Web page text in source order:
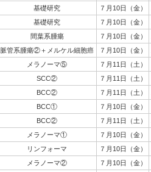
基礎研究 ７月10日（金）
基礎研究 ７月10日（金）
間葉系腫瘍 ７月10日（金）
脈管系腫瘍②＋メルケル細胞癌 ７月10日（金）
メラノーマ⑤ ７月11日（土）
SCC② ７月11日（土）
BCC② ７月11日（土）
BCC① ７月10日（金）
BCC② ７月11日（土）
メラノーマ① ７月10日（金）
リンフォーマ ７月10日（金）
メラノーマ② ７月10日（金）